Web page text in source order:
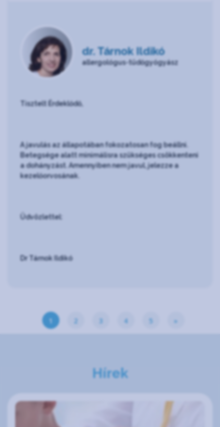
dr. Tárnok Ildikó
allergológus-tüdőgyógyász
Tisztelt Érdeklődő,
A javulás az állapotában fokozatosan fog beállni.
Betegsége alatt minimálisra szükséges csökkenteni
a dohányzást. Amennyiben nem javul, jelezze a
kezelőorvosának.
Üdvözlettel:
Dr Tárnok Ildikó
1 2 3 4 5 »
Hírek